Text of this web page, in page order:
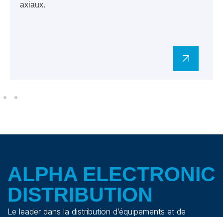
axiaux.
ALPHA ELECTRONIC
DISTRIBUTION
Le leader dans la distribution d’équipements et de